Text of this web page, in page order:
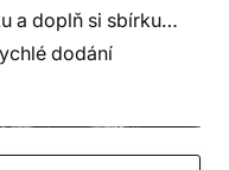
a doplň si sbírku
dodání